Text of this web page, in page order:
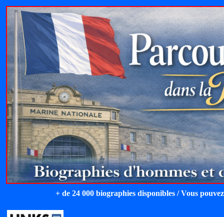
+ de 24 000 biographies disponibles / Vous